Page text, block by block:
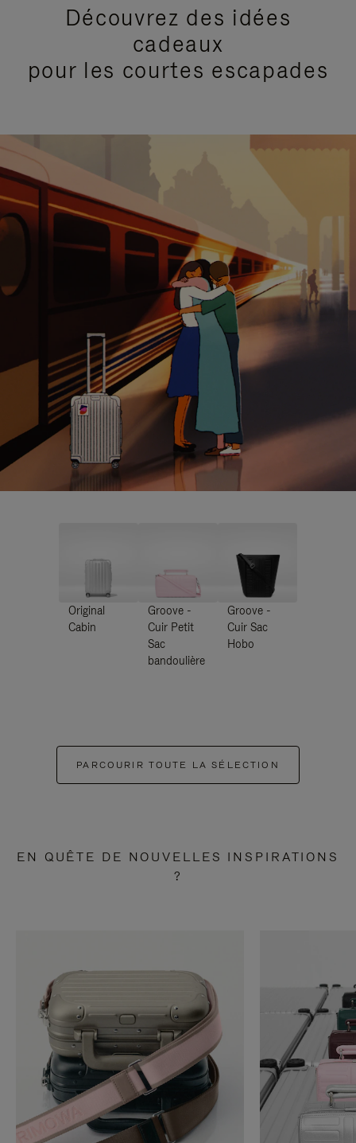
Découvrez des idées
cadeaux
pour les courtes escapades
Original
Cabin
Groove -
Cuir Petit
Sac
bandoulière
Groove -
Cuir Sac
Hobo
PARCOURIR TOUTE LA SÉLECTION
EN QUÊTE DE NOUVELLES INSPIRATIONS
?